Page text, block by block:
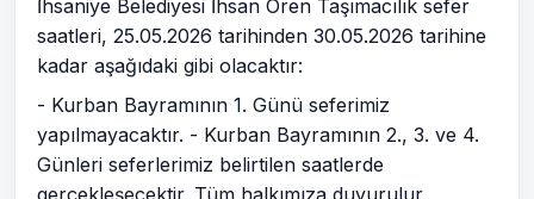
İhsaniye Belediyesi İhsan Ören Taşımacılık sefer
saatleri, 25.05.2026 tarihinden 30.05.2026 tarihine
kadar aşağıdaki gibi olacaktır:
- Kurban Bayramının 1. Günü seferimiz
yapılmayacaktır. - Kurban Bayramının 2., 3. ve 4.
Günleri seferlerimiz belirtilen saatlerde
gerçekleşecektir. Tüm halkımıza duyurulur.